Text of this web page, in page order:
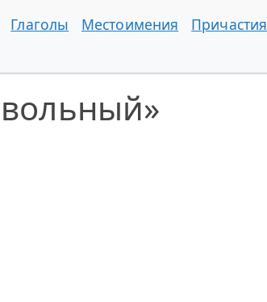
Глаголы Местоимения Причастия